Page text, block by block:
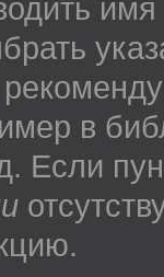
в
Если